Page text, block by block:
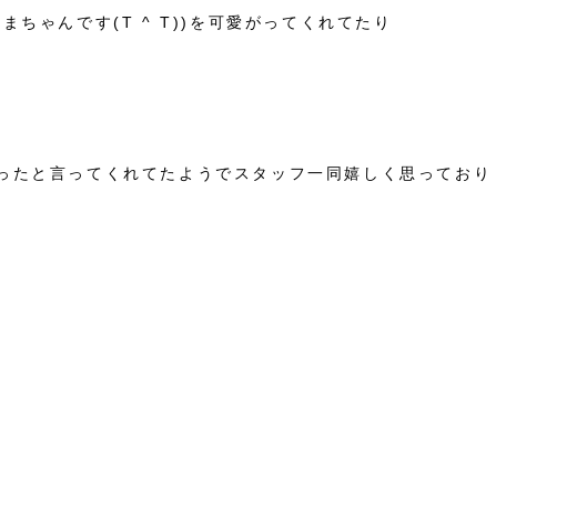
ちゃんです(T ^ T))を可愛がってくれてたり
と言ってくれてたようでスタッフ一同嬉しく思っており